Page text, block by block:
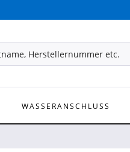
WASSERANSCHLUSS